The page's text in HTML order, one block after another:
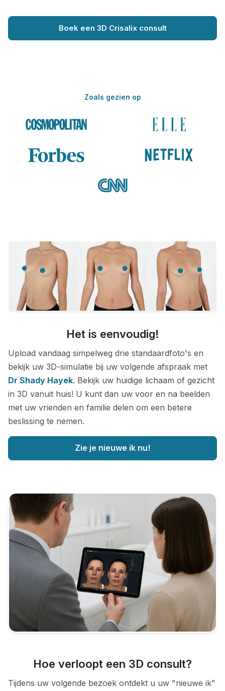
Boek een 3D Crisalix consult
Zoals gezien op
Het is eenvoudig!
Upload vandaag simpelweg drie standaardfoto's en
bekijk uw 3D-simulatie bij uw volgende afspraak met
Dr Shady Hayek. Bekijk uw huidige lichaam of gezicht
in 3D vanuit huis! U kunt dan uw voor en na beelden
met uw vrienden en familie delen om een betere
beslissing te nemen.
Zie je nieuwe ik nu!
Hoe verloopt een 3D consult?
Tijdens uw volgende bezoek ontdekt u uw "nieuwe ik"